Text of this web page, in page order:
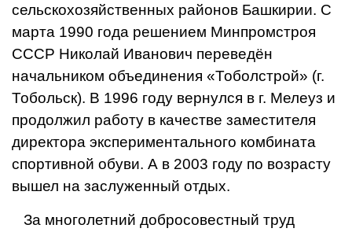
сельскохозяйственных районов Баш­кирии. С
марта 1990 года решением Минпромстроя
СССР Николай Ива­нович переведён
начальником объе­динения «Тоболстрой» (г.
Тобольск). В 1996 году вернулся в г. Мелеуз и
продолжил работу в качестве заме­стителя
директора экспериментального комбината
спортивной обуви. А в 2003 году по возрасту
вышел на за­служенный отдых.
За многолетний добросовест­ный труд